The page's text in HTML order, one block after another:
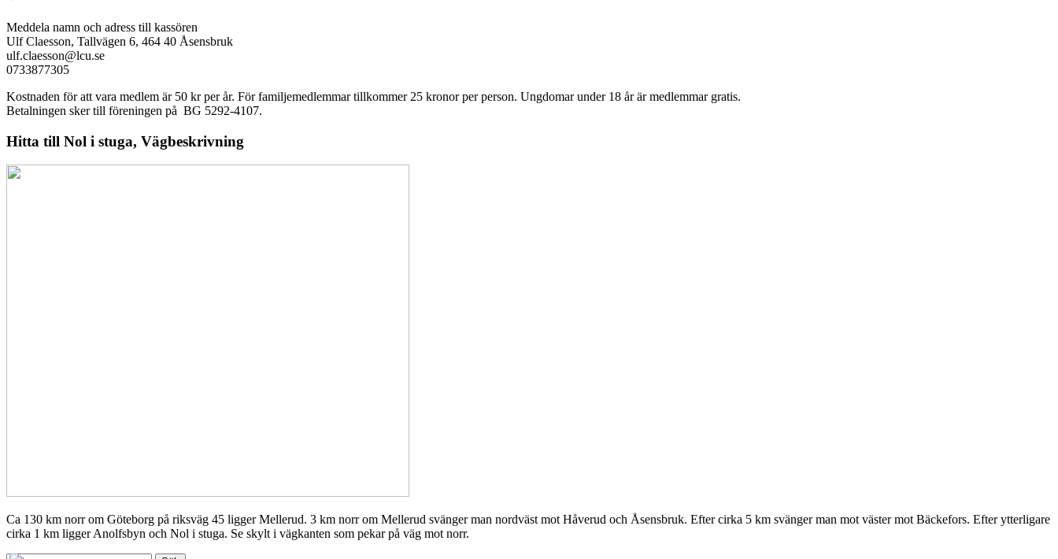
Meddela namn och adress till kassören
Ulf Claesson, Tallvägen 6, 464 40 Åsensbruk
ulf.claesson@lcu.se
0733877305
Kostnaden för att vara medlem är 50 kr per år. För familjemedlemmar tillkommer 25 kronor per person. Ungdomar under 18 år är medlemmar gratis.
Betalningen sker till föreningen på BG 5292-4107.
Hitta till Nol i stuga, Vägbeskrivning
Ca 130 km norr om Göteborg på riksväg 45 ligger Mellerud. 3 km norr om Mellerud svänger man nordväst mot Håverud och Åsensbruk. Efter cirka 5 km svänger man mot väster mot Bäckefors. Efter ytterligare
cirka 1 km ligger Anolfsbyn och Nol i stuga. Se skylt i vägkanten som pekar på väg mot norr.